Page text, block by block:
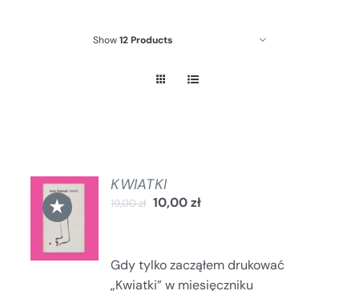
Show12 Products
★
DODAJ
DO
KOSZYKA
/
SZCZEGÓŁY
KWIATKI
19,00zł 10,00zł
Gdy tylko zacząłem drukować
„Kwiatki” w miesięczniku